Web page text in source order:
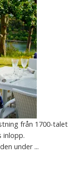
från 1700-talet
inlopp.
under ...